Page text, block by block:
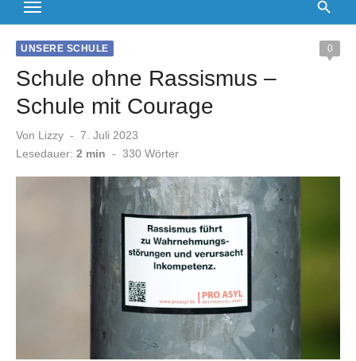
UNSERE SCHULE 0
Schule ohne Rassismus –
Schule mit Courage
Von Lizzy
Veröffentlicht
am
7. Juli 2023
Lesedauer: 2 min - 330 Wörter